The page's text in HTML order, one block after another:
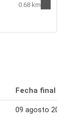
0.68 km
Fecha final
09 agosto 2026